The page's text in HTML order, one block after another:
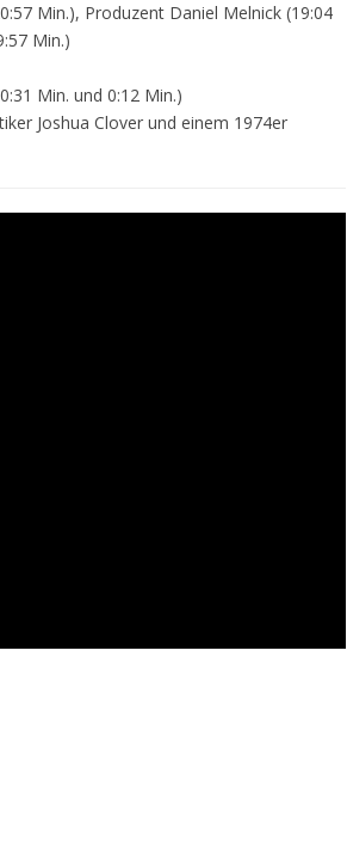
Min.), Produzent Daniel Melnick (19:04
Min.)
Min. und 0:12 Min.)
Joshua Clover und einem 1974er